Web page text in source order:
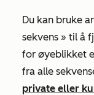
Du kan bruke
sekvens » til å
for øyeblikket
fra alle
private eller